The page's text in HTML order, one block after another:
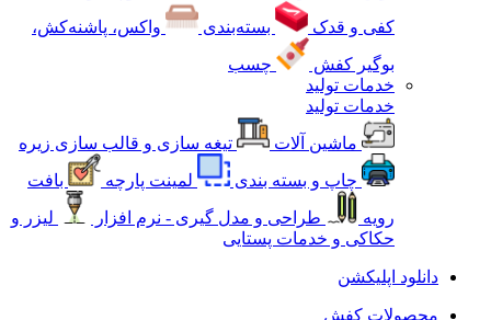
کفی و قدک
بسته‌بندی
واکس، پاشنه‌کش،
بوگیر کفش
چسب
خدمات تولید
خدمات تولید
ماشین آلات
تیغه سازی و قالب سازی زیره
چاپ و بسته بندی
لمینت پارچه
بافت
رویه
طراحی و مدل گیری - نرم افزار
لیزر و
حکاکی و خدمات پستایی
دانلود اپلیکشن
محصولات کفش